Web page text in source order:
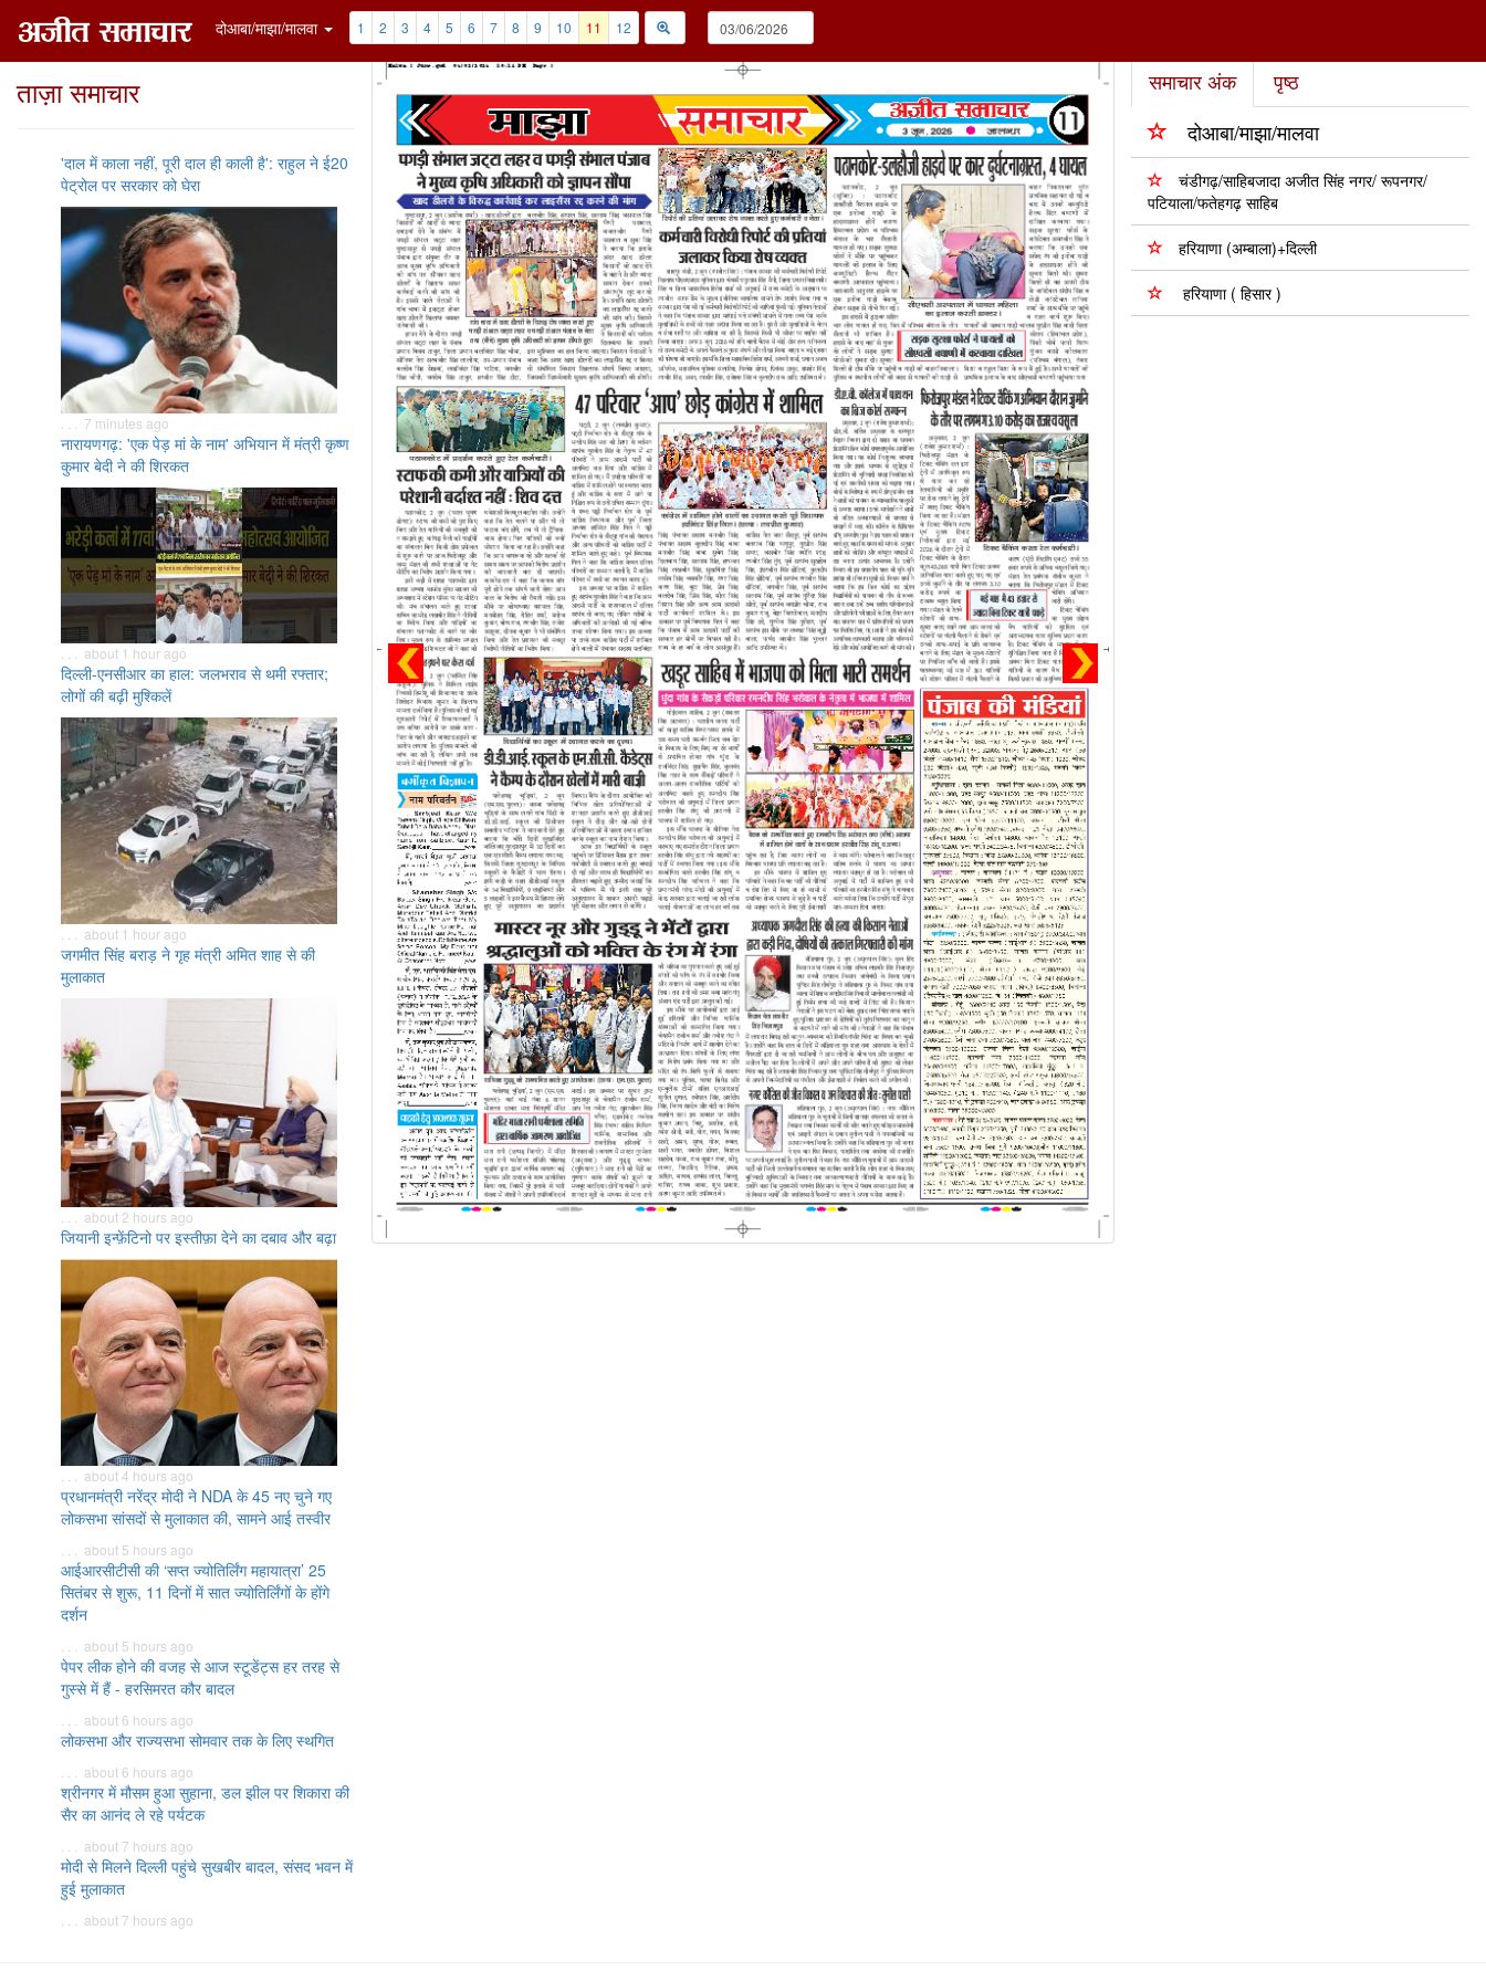
दोआबा/माझा/मालवा 1 2 3 4 5 6 7 8 9 10 11 12
ताज़ा समाचार
'दाल में काला नहीं, पूरी दाल ही काली है': राहुल ने ई20
पेट्रोल पर सरकार को घेरा
. . . 7 minutes ago
नारायणगढ़: 'एक पेड़ मां के नाम' अभियान में मंत्री कृष्ण
कुमार बेदी ने की शिरकत
. . . about 1 hour ago
दिल्ली-एनसीआर का हाल: जलभराव से थमी रफ्तार;
लोगों की बढ़ी मुश्किलें
. . . about 1 hour ago
जगमीत सिंह बराड़ ने गृह मंत्री अमित शाह से की
मुलाकात
. . . about 2 hours ago
जियानी इन्फ़ेंटिनो पर इस्तीफ़ा देने का दबाव और बढ़ा
. . . about 4 hours ago
प्रधानमंत्री नरेंद्र मोदी ने NDA के 45 नए चुने गए
लोकसभा सांसदों से मुलाकात की, सामने आई तस्वीर
. . . about 5 hours ago
आईआरसीटीसी की ‘सप्त ज्योतिर्लिंग महायात्रा’ 25
सितंबर से शुरू, 11 दिनों में सात ज्योतिर्लिंगों के होंगे
दर्शन
. . . about 5 hours ago
पेपर लीक होने की वजह से आज स्टूडेंट्स हर तरह से
गुस्से में हैं - हरसिमरत कौर बादल
. . . about 6 hours ago
लोकसभा और राज्यसभा सोमवार तक के लिए स्थगित
. . . about 6 hours ago
श्रीनगर में मौसम हुआ सुहाना, डल झील पर शिकारा की
सैर का आनंद ले रहे पर्यटक
. . . about 7 hours ago
मोदी से मिलने दिल्ली पहुंचे सुखबीर बादल, संसद भवन में
हुई मुलाकात
. . . about 7 hours ago
समाचार अंक
पृष्ठ
दोआबा/माझा/मालवा
चंडीगढ़/साहिबजादा अजीत सिंह नगर/ रूपनगर/
पटियाला/फतेहगढ़ साहिब
हरियाणा (अम्बाला)+दिल्ली
हरियाणा ( हिसार )